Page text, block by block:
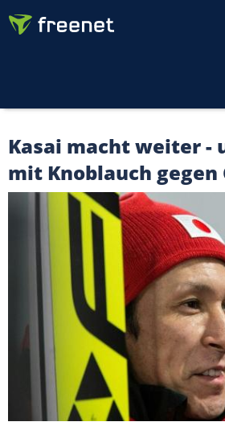
Kasai macht weiter -
mit Knoblauch gegen